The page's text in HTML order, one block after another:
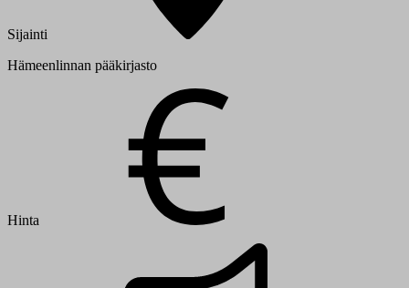
Sijainti
Hämeenlinnan pääkirjasto
Hinta